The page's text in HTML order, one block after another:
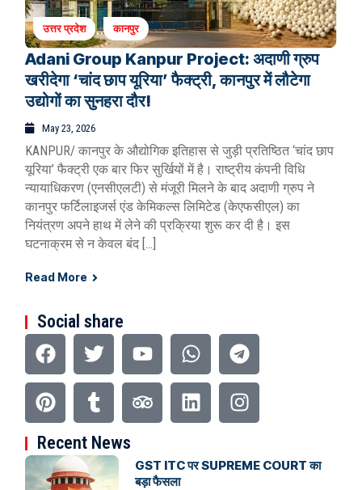
उत्तर प्रदेश कानपुर
Adani Group Kanpur Project: अदाणी ग्रुप
खरीदेगा ‘चांद छाप यूरिया’ फैक्ट्री, कानपुर में लौटेगा
उद्योगों का सुनहरा दौर!
May 23, 2026
KANPUR/ कानपुर के औद्योगिक इतिहास से जुड़ी प्रतिष्ठित ‘चांद छाप
यूरिया’ फैक्ट्री एक बार फिर सुर्खियों में है। राष्ट्रीय कंपनी विधि
न्यायाधिकरण (एनसीएलटी) से मंजूरी मिलने के बाद अदाणी ग्रुप ने
कानपुर फर्टिलाइजर्स एंड केमिकल्स लिमिटेड (केएफसीएल) का
नियंत्रण अपने हाथ में लेने की प्रक्रिया शुरू कर दी है। इस
घटनाक्रम से न केवल बंद […]
Read More
Social share
Recent News
GST ITC पर SUPREME COURT का
बड़ा फैसला